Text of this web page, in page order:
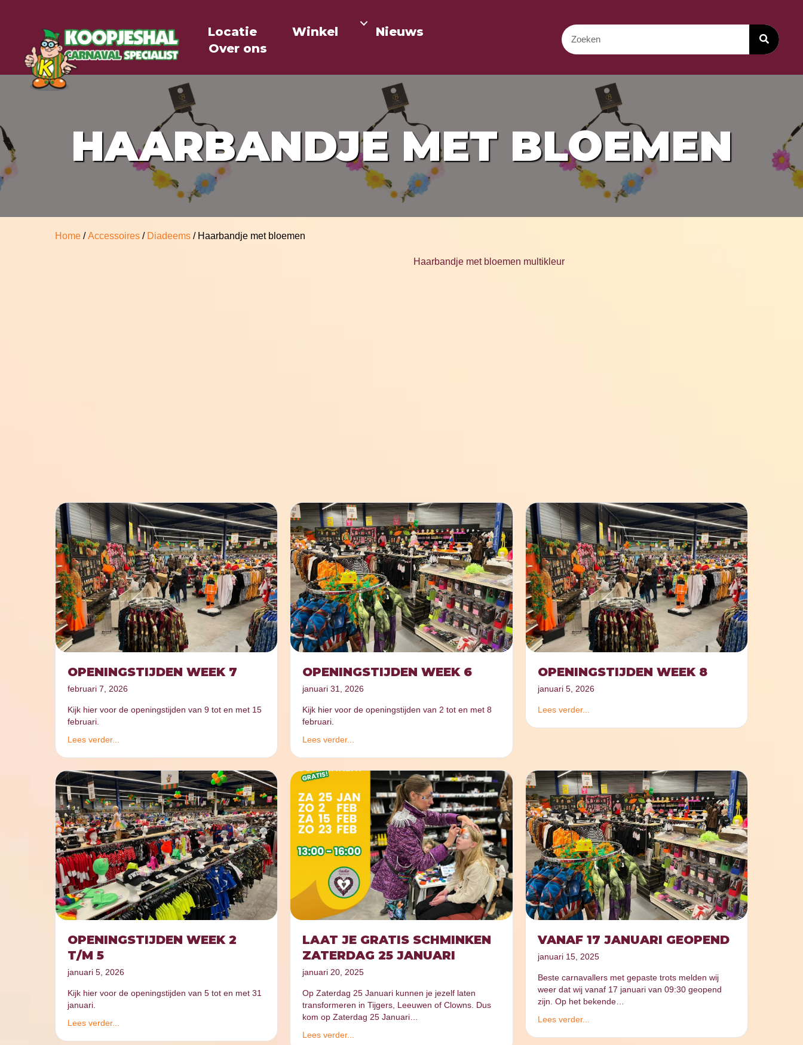
Locatie Winkel
Nieuws
Over ons
HAARBANDJE MET BLOEMEN
Home /Accessoires / Diadeems / Haarbandje met bloemen
Haarbandje met bloemen multikleur
OPENINGSTIJDEN WEEK 7
februari 7, 2026
Kijk hier voor de openingstijden van 9 tot en met 15
februari.
Lees verder...
OPENINGSTIJDEN WEEK 6
januari 31, 2026
Kijk hier voor de openingstijden van 2 tot en met 8
februari.
Lees verder...
OPENINGSTIJDEN WEEK 8
januari 5, 2026
Lees verder...
OPENINGSTIJDEN WEEK 2
T/M 5
januari 5, 2026
Kijk hier voor de openingstijden van 5 tot en met 31
januari.
Lees verder...
LAAT JE GRATIS SCHMINKEN
ZATERDAG 25 JANUARI
januari 20, 2025
Op Zaterdag 25 Januari kunnen je jezelf laten
transformeren in Tijgers, Leeuwen of Clowns. Dus
kom op Zaterdag 25 Januari…
Lees verder...
VANAF 17 JANUARI GEOPEND
januari 15, 2025
Beste carnavallers met gepaste trots melden wij
weer dat wij vanaf 17 januari van 09:30 geopend
zijn. Op het bekende…
Lees verder...